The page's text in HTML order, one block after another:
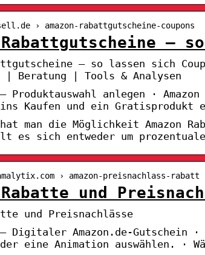
› amazon-rabattgutscheine-coupons
Rabattgutscheine –
– so lassen sich
| Beratung | Tools & Analysen
Produktauswahl anlegen ·
Kaufen und ein Gratisprodukt
man die Möglichkeit Amazon
es sich entweder um
› amazon-preisnachlass-rabatt
Rabatte und
und Preisnachlässe
Digitaler Amazon.de-Gutschein
eine Animation auswählen. ·